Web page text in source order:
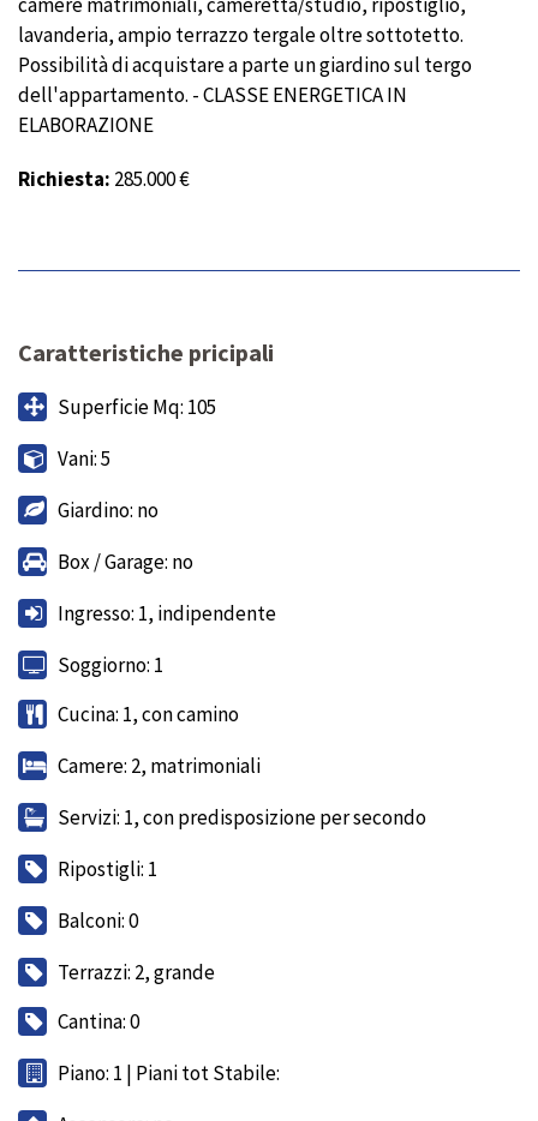
lavanderia, ampio terrazzo tergale oltre sottotetto.
Possibilità di acquistare a parte un giardino sul tergo
dell'appartamento. - CLASSE ENERGETICA IN
ELABORAZIONE
Richiesta: 285.000 €
Caratteristiche pricipali
Superficie Mq: 105
Vani: 5
Giardino: no
Box / Garage: no
Ingresso: 1, indipendente
Soggiorno: 1
Cucina: 1, con camino
Camere: 2, matrimoniali
Servizi: 1, con predisposizione per secondo
Ripostigli: 1
Balconi: 0
Terrazzi: 2, grande
Cantina: 0
Piano: 1 | Piani tot Stabile: